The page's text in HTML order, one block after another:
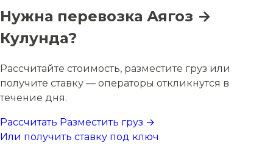
Нужна перевозка Аягоз →
Кулунда?
Рассчитайте стоимость, разместите груз или
получите ставку — операторы откликнутся в
течение дня.
Рассчитать Разместить груз →
Или получить ставку под ключ